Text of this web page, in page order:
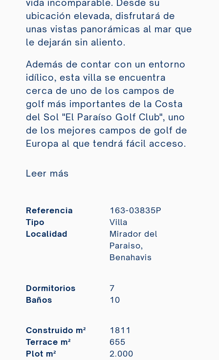
vida incomparable. Desde su
ubicación elevada, disfrutará de
unas vistas panorámicas al mar que
le dejarán sin aliento.
Además de contar con un entorno
idílico, esta villa se encuentra
cerca de uno de los campos de
golf más importantes de la Costa
del Sol "El Paraíso Golf Club", uno
de los mejores campos de golf de
Europa al que tendrá fácil acceso.
Leer más
Referencia
163-03835P
Tipo
Villa
Localidad
Mirador del
Paraiso,
Benahavis
Dormitorios
7
Baños
10
Construido m²
1811
Terrace m²
655
Plot m²
2.000